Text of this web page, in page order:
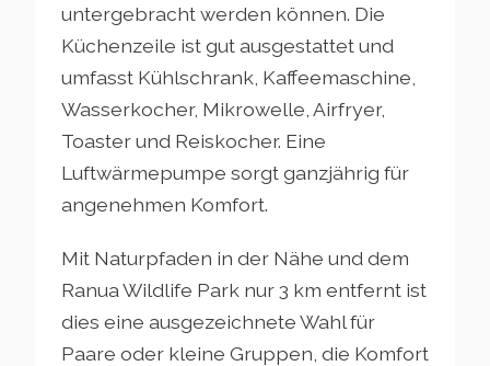
untergebracht werden können. Die
Küchenzeile ist gut ausgestattet und
umfasst Kühlschrank, Kaffeemaschine,
Wasserkocher, Mikrowelle, Airfryer,
Toaster und Reiskocher. Eine
Luftwärmepumpe sorgt ganzjährig für
angenehmen Komfort.
Mit Naturpfaden in der Nähe und dem
Ranua Wildlife Park nur 3 km entfernt ist
dies eine ausgezeichnete Wahl für
Paare oder kleine Gruppen, die Komfort